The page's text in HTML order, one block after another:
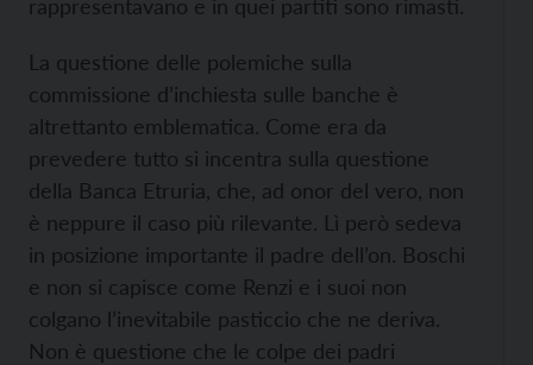
rappresentavano e in quei partiti sono rimasti.
La questione delle polemiche sulla
commissione d’inchiesta sulle banche è
altrettanto emblematica. Come era da
prevedere tutto si incentra sulla questione
della Banca Etruria, che, ad onor del vero, non
è neppure il caso più rilevante. Lì però sedeva
in posizione importante il padre dell’on. Boschi
e non si capisce come Renzi e i suoi non
colgano l’inevitabile pasticcio che ne deriva.
Non è questione che le colpe dei padri